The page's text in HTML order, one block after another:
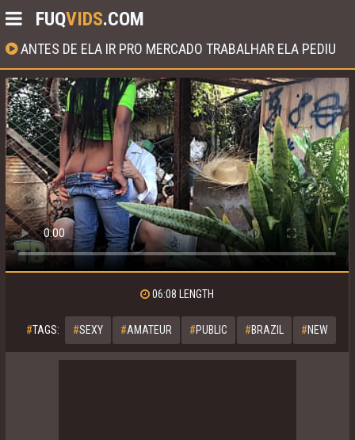
FUQVIDS.COM
ANTES DE ELA IR PRO MERCADO TRABALHAR ELA PEDIU
PRA DAR O CU
06:08 LENGTH
#TAGS: #SEXY #AMATEUR #PUBLIC #BRAZIL #NEW